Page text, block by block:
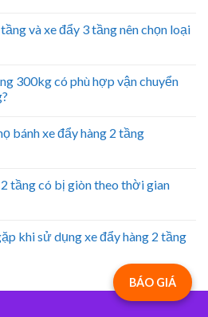
và xe đẩy 3 tầng nên chọn loại
300kg có phù hợp vận chuyển
bánh xe đẩy hàng 2 tầng
tầng có bị giòn theo thời gian
khi sử dụng xe đẩy hàng 2 tầng
BÁO GIÁ